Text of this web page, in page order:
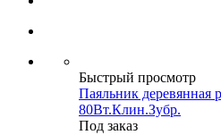
Быстрый просмотр
Паяльник деревянная
80Вт.Клин.Зубр.
Под заказ